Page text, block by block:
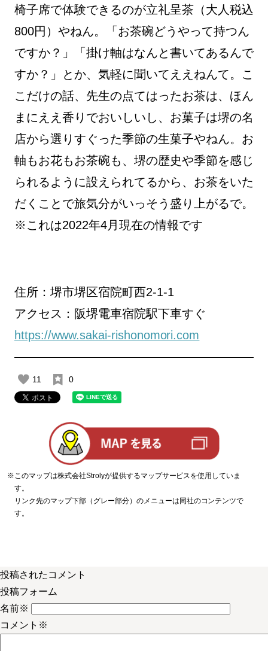
椅子席で体験できるのが立礼呈茶（大人税込
800円）やねん。「お茶碗どうやって持つん
ですか？」「掛け軸はなんと書いてあるんで
すか？」とか、気軽に聞いてええねんて。こ
こだけの話、先生の点てはったお茶は、ほん
まにええ香りでおいしいし、お菓子は堺の名
店から選りすぐった季節の生菓子やねん。お
軸もお花もお茶碗も、堺の歴史や季節を感じ
られるように設えられてるから、お茶をいた
だくことで旅気分がいっそう盛り上がるで。
※これは2022年4月現在の情報です
住所：堺市堺区宿院町西2-1-1
アクセス：阪堺電車宿院駅下車すぐ
https://www.sakai-rishonomori.com
11 0
※このマップは株式会社Strolyが提供するマップサービスを使用していま
す。
リンク先のマップ下部（グレー部分）のメニューは同社のコンテンツで
す。
投稿されたコメント
投稿フォーム
名前※
コメント ※